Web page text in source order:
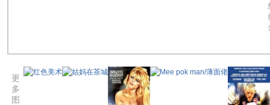
更
多
图